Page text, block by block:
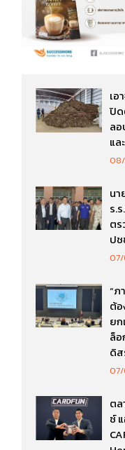
เอ
ปิด
ล
แล
น
ร.
ตร
ปช
“ภ
ต้
ย
ล็อ
ดิ
ตล
ซ์